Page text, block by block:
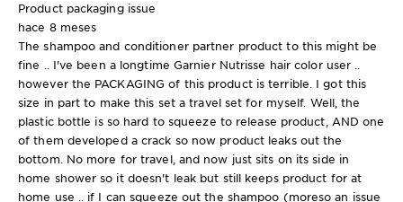
Product packaging issue
hace 8 meses
The shampoo and conditioner partner product to this might be
fine .. I've been a longtime Garnier Nutrisse hair color user ..
however the PACKAGING of this product is terrible. I got this
size in part to make this set a travel set for myself. Well, the
plastic bottle is so hard to squeeze to release product, AND one
of them developed a crack so now product leaks out the
bottom. No more for travel, and now just sits on its side in
home shower so it doesn't leak but still keeps product for at
home use .. if I can squeeze out the shampoo (moreso an issue